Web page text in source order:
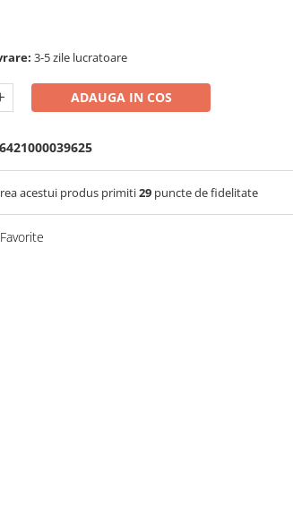
3-5 zile lucratoare
ADAUGA IN COS
6421000039625
acestui produs primiti29 puncte de fidelitate